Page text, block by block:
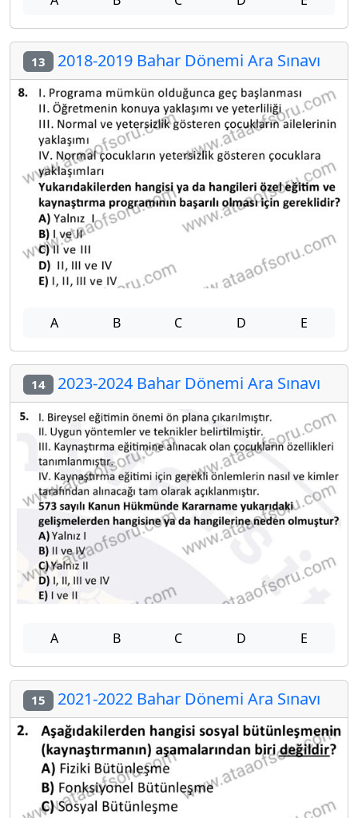
13 2018-2019 Bahar Dönemi Ara Sınavı
A B C D E
14 2023-2024 Bahar Dönemi Ara Sınavı
A B C D E
15 2021-2022 Bahar Dönemi Ara Sınavı